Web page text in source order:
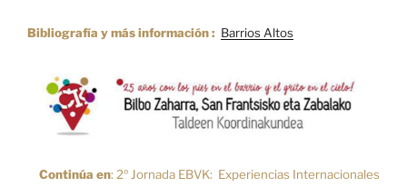
Bibliografía y más información : Barrios Altos
Continúa en: 2º Jornada EBVK: Experiencias Internacionales